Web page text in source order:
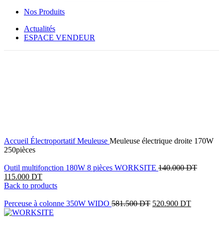
Nos Produits
Actualités
ESPACE VENDEUR
Accueil ÉlectroportatifMeuleuse Meuleuse électrique droite 170W
250pièces
Outil multifonction 180W 8 pièces WORKSITE 140.000DT
115.000 DT
Back to products
Perceuse à colonne 350W WIDO 581.500DT 520.900 DT